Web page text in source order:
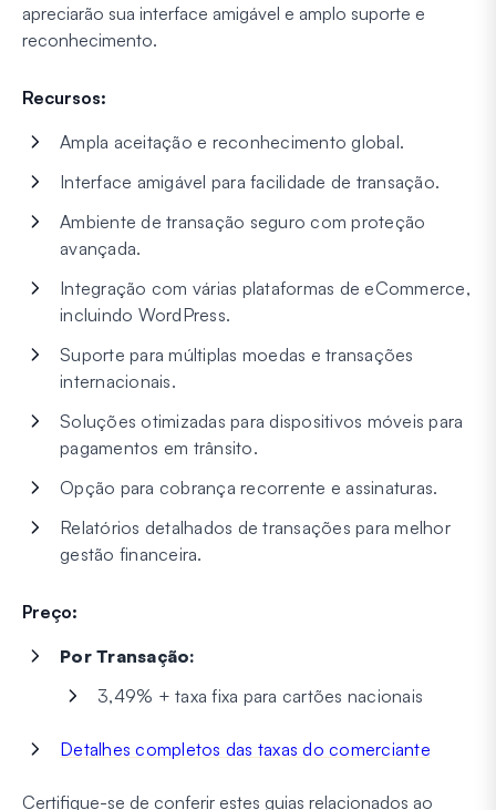
apreciarão sua interface amigável e amplo suporte e
reconhecimento.
Recursos:
Ampla aceitação e reconhecimento global.
Interface amigável para facilidade de transação.
Ambiente de transação seguro com proteção
avançada.
Integração com várias plataformas de eCommerce,
incluindo WordPress.
Suporte para múltiplas moedas e transações
internacionais.
Soluções otimizadas para dispositivos móveis para
pagamentos em trânsito.
Opção para cobrança recorrente e assinaturas.
Relatórios detalhados de transações para melhor
gestão financeira.
Preço:
Por Transação:
3,49% + taxa fixa para cartões nacionais
Detalhes completos das taxas do comerciante
Certifique-se de conferir estes guias relacionados ao